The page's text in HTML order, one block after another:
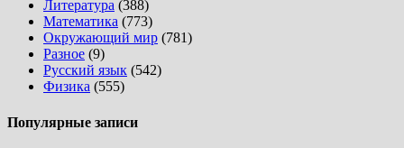
Литература (388)
Математика (773)
Окружающий мир (781)
Разное (9)
Русский язык (542)
Физика (555)
Популярные записи